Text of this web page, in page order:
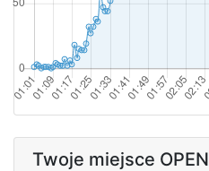
Twoje miejsce OPEN